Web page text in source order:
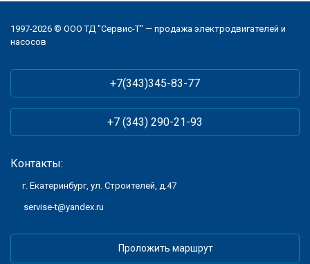
1997-2026 © ООО ТД "Сервис-Т" — продажа электродвигателей и
насосов
+7(343)345-83-77
+7 (343) 290-21-93
Контакты:
г. Екатеринбург, ул. Строителей, д.47
servise-t@yandex.ru
Проложить маршрут